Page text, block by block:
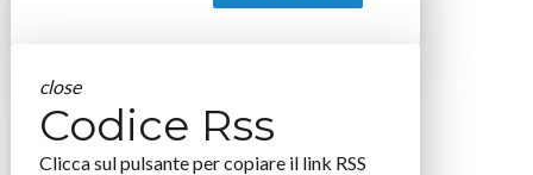
close
Codice Rss
Clicca sul pulsante per copiare il link RSS